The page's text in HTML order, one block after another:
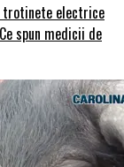
trotinete electrice
spun medicii de